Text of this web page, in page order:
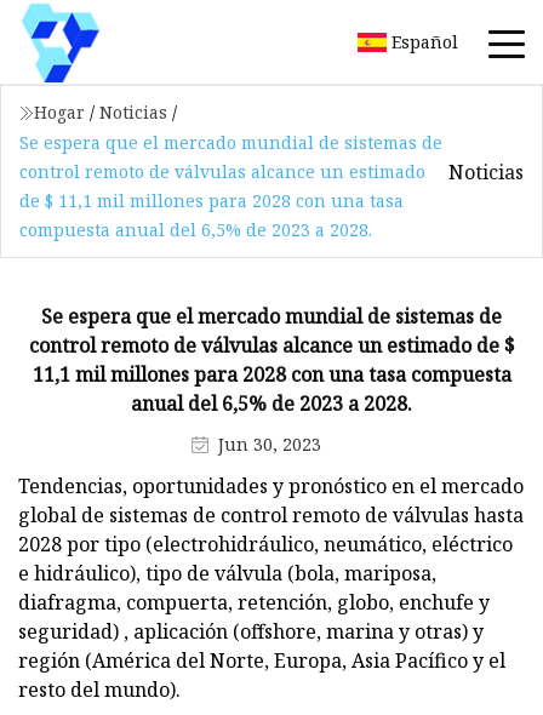
Español
Hogar / Noticias /
Se espera que el mercado mundial de sistemas de
control remoto de válvulas alcance un estimado
de $ 11,1 mil millones para 2028 con una tasa
compuesta anual del 6,5% de 2023 a 2028.
Noticias
Se espera que el mercado mundial de sistemas de
control remoto de válvulas alcance un estimado de $
11,1 mil millones para 2028 con una tasa compuesta
anual del 6,5% de 2023 a 2028.
Jun 30, 2023
Tendencias, oportunidades y pronóstico en el mercado
global de sistemas de control remoto de válvulas hasta
2028 por tipo (electrohidráulico, neumático, eléctrico
e hidráulico), tipo de válvula (bola, mariposa,
diafragma, compuerta, retención, globo, enchufe y
seguridad) , aplicación (offshore, marina y otras) y
región (América del Norte, Europa, Asia Pacífico y el
resto del mundo).